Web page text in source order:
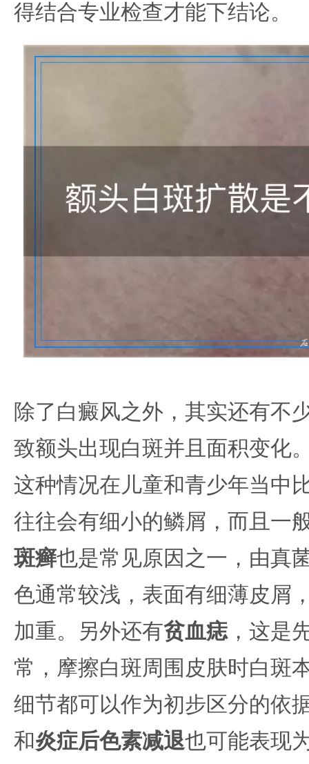
得结合专业检查才能下结论。
除了白癜风之外，其实还有不
致额头出现白斑并且面积变化
这种情况在儿童和青少年当中
往往会有细小的鳞屑，而且一
斑癣也是常见原因之一，由真
色通常较浅，表面有细薄皮屑
加重。另外还有贫血痣，这是
常，摩擦白斑周围皮肤时白斑
细节都可以作为初步区分的依
和炎症后色素减退也可能表现